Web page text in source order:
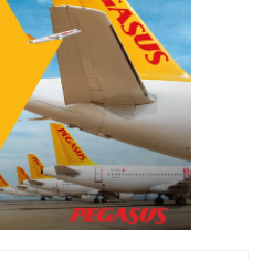
ÜST ÜSTE GÜNLÜK
YOLCU SAYISI 71 BINI AŞTI
HAVAYOLU • 05 AĞU 2026
CORENDON’DAN YAKIT
VERIMLILIĞI VE
SÜRDÜRÜLEBILIRLIK IÇIN
İŞ BIRLIĞI!